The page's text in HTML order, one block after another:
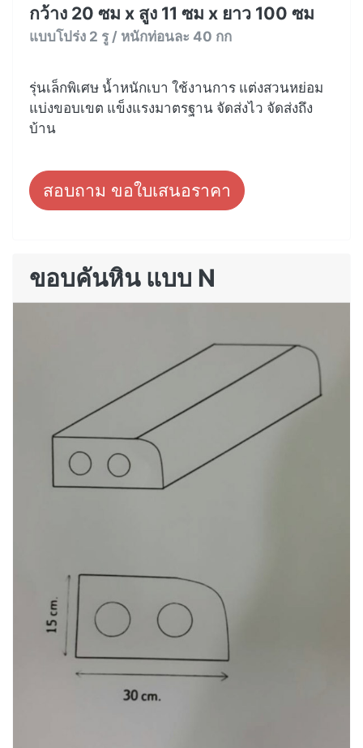
กว้าง 20 ซม x สูง 11 ซม x ยาว 100 ซม
แบบโปร่ง 2 รู / หนักท่อนละ 40 กก
รุ่นเล็กพิเศษ น้ำหนักเบา ใช้งานการ แต่งสวนหย่อม
แบ่งขอบเขต แข็งแรงมาตรฐาน จัดส่งไว จัดส่งถึง
บ้าน
สอบถาม ขอใบเสนอราคา
ขอบคันหิน แบบ N